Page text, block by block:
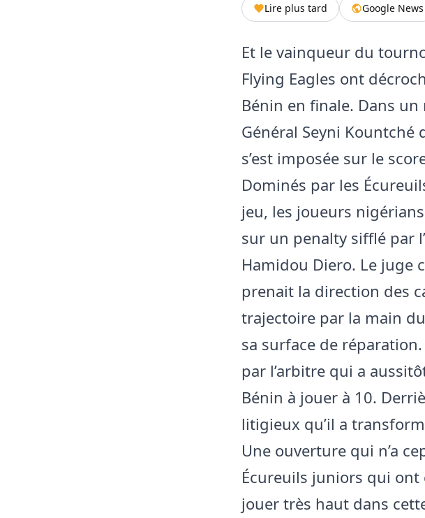
Lire plus tard Google News
Et le vainqueur du
Flying Eagles ont
Bénin en finale. Dans
Général Seyni
s’est imposée sur le
Dominés par les
jeu, les joueurs
sur un penalty sifflé par
Hamidou Diero. Le juge
prenait la direction des
trajectoire par la main
sa surface de
par l’arbitre qui a
Bénin à jouer à 10.
litigieux qu’il a
Une ouverture qui n’a
Écureuils juniors qui
jouer très haut dans